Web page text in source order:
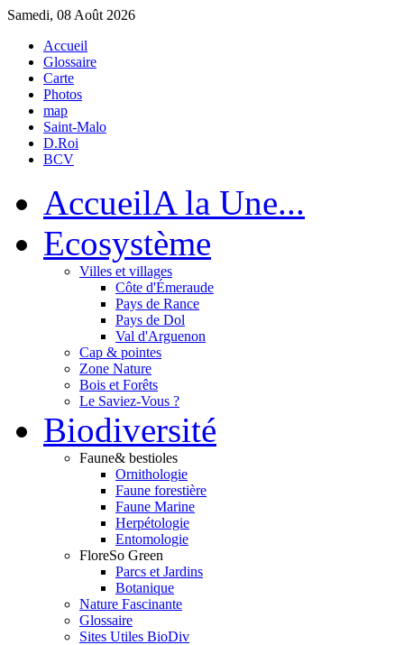
Samedi, 08 Août 2026
Accueil
Glossaire
Carte
Photos
map
Saint-Malo
D.Roi
BCV
AccueilA la Une...
Ecosystème
Villes et villages
Côte d'Émeraude
Pays de Rance
Pays de Dol
Val d'Arguenon
Cap & pointes
Zone Nature
Bois et Forêts
Le Saviez-Vous ?
Biodiversité
Faune& bestioles
Ornithologie
Faune forestière
Faune Marine
Herpétologie
Entomologie
FloreSo Green
Parcs et Jardins
Botanique
Nature Fascinante
Glossaire
Sites Utiles BioDiv